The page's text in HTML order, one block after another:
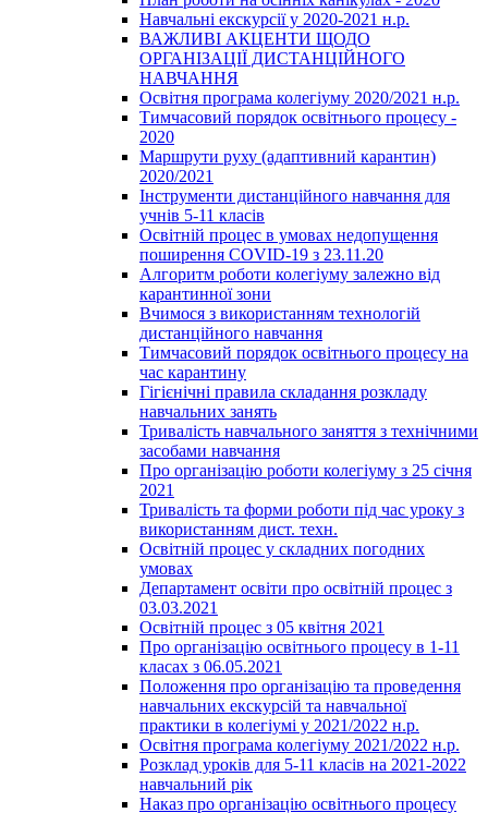
Навчальні екскурсії у 2020-2021 н.р.
ВАЖЛИВІ АКЦЕНТИ ЩОДО
ОРГАНІЗАЦІЇ ДИСТАНЦІЙНОГО
НАВЧАННЯ
Освітня програма колегіуму 2020/2021 н.р.
Тимчасовий порядок освітнього процесу -
2020
Маршрути руху (адаптивний карантин)
2020/2021
Інструменти дистанційного навчання для
учнів 5-11 класів
Освітній процес в умовах недопущення
поширення COVID-19 з 23.11.20
Алгоритм роботи колегіуму залежно від
карантинної зони
Вчимося з використанням технологій
дистанційного навчання
Тимчасовий порядок освітнього процесу на
час карантину
Гігієнічні правила складання розкладу
навчальних занять
Тривалість навчального заняття з технічними
засобами навчання
Про організацію роботи колегіуму з 25 січня
2021
Тривалість та форми роботи під час уроку з
використанням дист. техн.
Освітній процес у складних погодних
умовах
Департамент освіти про освітній процес з
03.03.2021
Освітній процес з 05 квітня 2021
Про організацію освітнього процесу в 1-11
класах з 06.05.2021
Положення про організацію та проведення
навчальних екскурсій та навчальної
практики в колегіумі у 2021/2022 н.р.
Освітня програма колегіуму 2021/2022 н.р.
Розклад уроків для 5-11 класів на 2021-2022
навчальний рік
Наказ про організацію освітнього процесу